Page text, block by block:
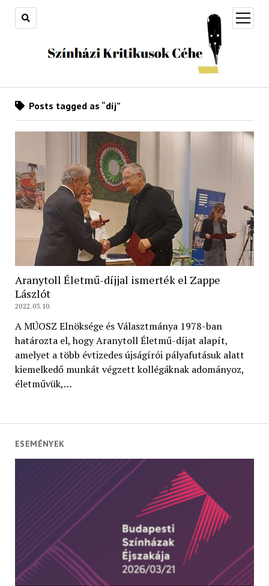
open
menu
Posts tagged as “díj”
Aranytoll Életmű-díjjal ismerték el Zappe
Lászlót
2022.03.10.
A MÚOSZ Elnöksége és Választmánya 1978-ban
határozta el, hogy Aranytoll Életmű-díjat alapít,
amelyet a több évtizedes újságírói pályafutásuk alatt
kiemelkedő munkát végzett kollégáknak adományoz,
életművük,…
ESEMÉNYEK